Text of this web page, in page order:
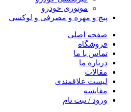
موتوری خودرو
پیچ و مهره و مصرفی و لوکسی
صفحه اصلی
فروشگاه
تماس با ما
درباره ما
مقالات
لیست علاقمندی
مقایسه
ورود / ثبت نام